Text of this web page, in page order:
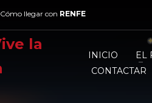
Cómo llegar con RENFE
INICIO EL
CONTACTAR